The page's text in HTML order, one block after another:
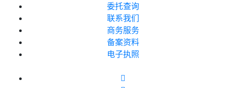
委托查询
联系我们
商务服务
备案资料
电子执照